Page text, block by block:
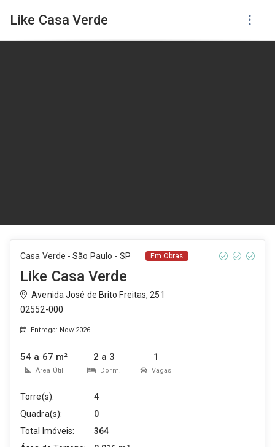
Like Casa Verde
Casa Verde - São Paulo - SP Em Obras
Like Casa Verde
Avenida José de Brito Freitas, 251
02552-000
Entrega: Nov/2026
54 a 67 m²
Área Útil
2 a 3
Dorm.
1
Vagas
Torre(s):
4
Quadra(s):
0
Total Imóveis:
364